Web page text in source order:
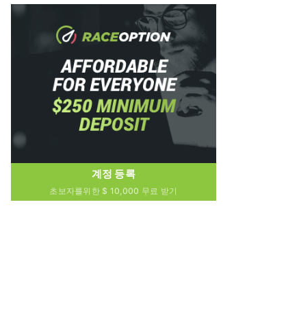
계정 등록
초보자를위한 $ 10,000 무료 받기